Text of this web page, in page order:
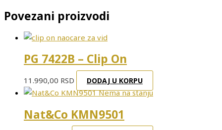
Povezani proizvodi
PG 7422B – Clip On
11.990,00 RSD DODAJ U KORPU
Nema na stanju
Nat&Co KMN9501